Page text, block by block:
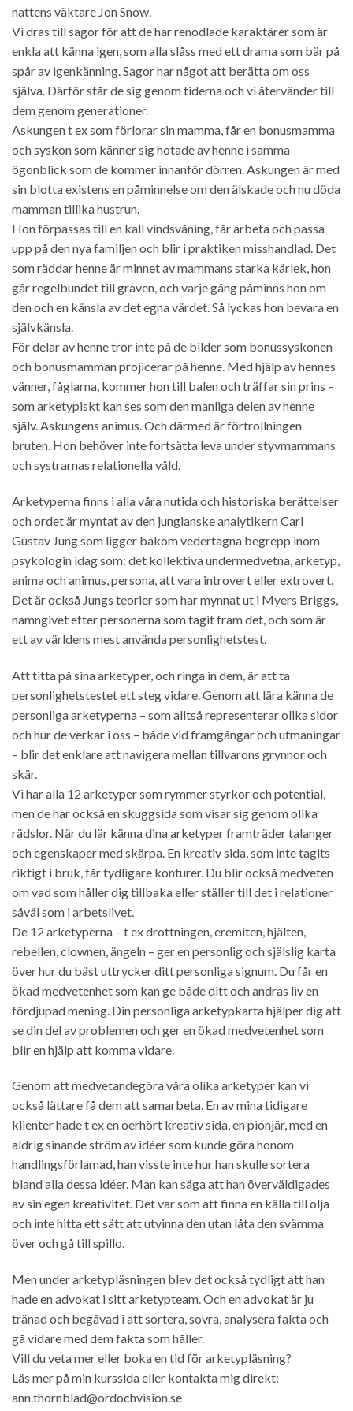
nattens väktare Jon Snow.
Vi dras till sagor för att de har renodlade karaktärer som är
enkla att känna igen, som alla slåss med ett drama som bär på
spår av igenkänning. Sagor har något att berätta om oss
själva. Därför står de sig genom tiderna och vi återvänder till
dem genom generationer.
Askungen t ex som förlorar sin mamma, får en bonusmamma
och syskon som känner sig hotade av henne i samma
ögonblick som de kommer innanför dörren. Askungen är med
sin blotta existens en påminnelse om den älskade och nu döda
mamman tillika hustrun.
Hon förpassas till en kall vindsvåning, får arbeta och passa
upp på den nya familjen och blir i praktiken misshandlad. Det
som räddar henne är minnet av mammans starka kärlek, hon
går regelbundet till graven, och varje gång påminns hon om
den och en känsla av det egna värdet. Så lyckas hon bevara en
självkänsla.
För delar av henne tror inte på de bilder som bonussyskonen
och bonusmamman projicerar på henne. Med hjälp av hennes
vänner, fåglarna, kommer hon till balen och träffar sin prins –
som arketypiskt kan ses som den manliga delen av henne
själv. Askungens animus. Och därmed är förtrollningen
bruten. Hon behöver inte fortsätta leva under styvmammans
och systrarnas relationella våld.
Arketyperna finns i alla våra nutida och historiska berättelser
och ordet är myntat av den jungianske analytikern Carl
Gustav Jung som ligger bakom vedertagna begrepp inom
psykologin idag som: det kollektiva undermedvetna, arketyp,
anima och animus, persona, att vara introvert eller extrovert.
Det är också Jungs teorier som har mynnat ut i Myers Briggs,
namngivet efter personerna som tagit fram det, och som är
ett av världens mest använda personlighetstest.
Att titta på sina arketyper, och ringa in dem, är att ta
personlighetstestet ett steg vidare. Genom att lära känna de
personliga arketyperna – som alltså representerar olika sidor
och hur de verkar i oss – både vid framgångar och utmaningar
– blir det enklare att navigera mellan tillvarons grynnor och
skär.
Vi har alla 12 arketyper som rymmer styrkor och potential,
men de har också en skuggsida som visar sig genom olika
rädslor. När du lär känna dina arketyper framträder talanger
och egenskaper med skärpa. En kreativ sida, som inte tagits
riktigt i bruk, får tydligare konturer. Du blir också medveten
om vad som håller dig tillbaka eller ställer till det i relationer
såväl som i arbetslivet.
De 12 arketyperna – t ex drottningen, eremiten, hjälten,
rebellen, clownen, ängeln – ger en personlig och själslig karta
över hur du bäst uttrycker ditt personliga signum. Du får en
ökad medvetenhet som kan ge både ditt och andras liv en
fördjupad mening. Din personliga arketypkarta hjälper dig att
se din del av problemen och ger en ökad medvetenhet som
blir en hjälp att komma vidare.
Genom att medvetandegöra våra olika arketyper kan vi
också lättare få dem att samarbeta. En av mina tidigare
klienter hade t ex en oerhört kreativ sida, en pionjär, med en
aldrig sinande ström av idéer som kunde göra honom
handlingsförlamad, han visste inte hur han skulle sortera
bland alla dessa idéer. Man kan säga att han överväldigades
av sin egen kreativitet. Det var som att finna en källa till olja
och inte hitta ett sätt att utvinna den utan låta den svämma
över och gå till spillo.
Men under arketypläsningen blev det också tydligt att han
hade en advokat i sitt arketypteam. Och en advokat är ju
tränad och begåvad i att sortera, sovra, analysera fakta och
gå vidare med dem fakta som håller.
Vill du veta mer eller boka en tid för arketypläsning?
Läs mer på min kurssida eller kontakta mig direkt:
ann.thornblad@ordochvision.se